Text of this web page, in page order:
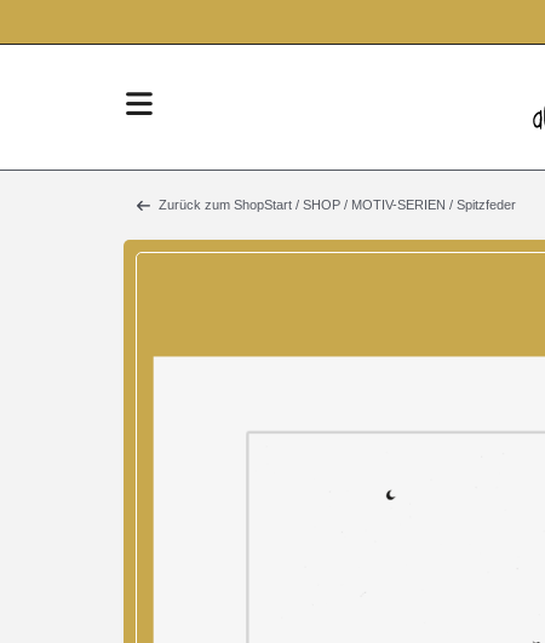
Zurück zum ShopStart/ SHOP/ MOTIV-SERIEN / Spitzfeder